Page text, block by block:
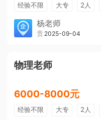
经验不限 大专 2人
带薪年假
年终奖
免费培训
包住宿
杨老师
贵州大美前程文化发展有限公司
2025-09-04
物理老师
6000-8000元
经验不限 大专 2人